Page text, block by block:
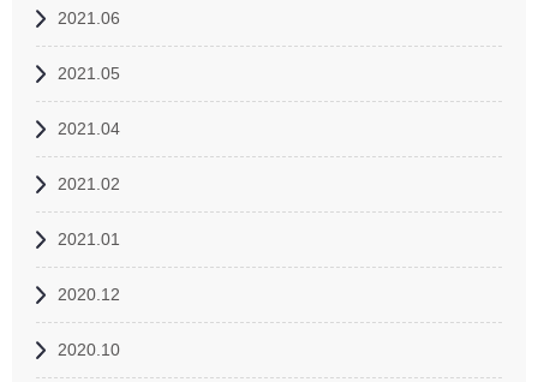
2021.06
2021.05
2021.04
2021.02
2021.01
2020.12
2020.10